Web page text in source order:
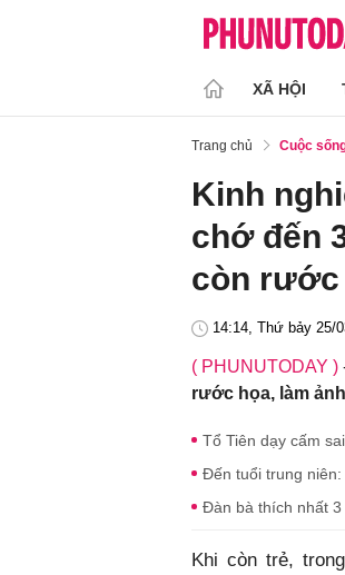
XÃ HỘI
Trang chủ Cuộc
Kinh
chớ đến
còn rước
14:14, Thứ bảy 25/
( PHUNUTODAY )
rước họa, làm
Tổ Tiên dạy cấm
Đến tuổi trung
Đàn bà thích nhất
Khi còn trẻ,